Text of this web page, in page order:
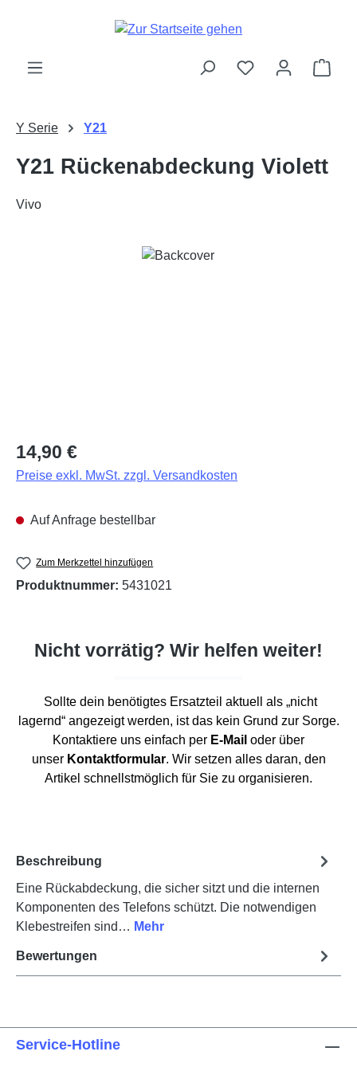
Zum Hauptinhalt springen
Y Serie Y21
Y21 Rückenabdeckung Violett
Vivo
Bildergalerie überspringen
Regulärer Preis:
14,90 €
Preise exkl. MwSt. zzgl. Versandkosten
Auf Anfrage bestellbar
Zum Merkzettel hinzufügen
Produktnummer: 5431021
Nicht vorrätig? Wir helfen weiter!
Sollte dein benötigtes Ersatzteil aktuell als „nicht
lagernd“ angezeigt werden, ist das kein Grund zur Sorge.
Kontaktiere uns einfach per E-Mail oder über
unser Kontaktformular. Wir setzen alles daran, den
Artikel schnellstmöglich für Sie zu organisieren.
Beschreibung
Eine Rückabdeckung, die sicher sitzt und die internen
Komponenten des Telefons schützt. Die notwendigen
Klebestreifen sind… Mehr
Bewertungen
Service-Hotline